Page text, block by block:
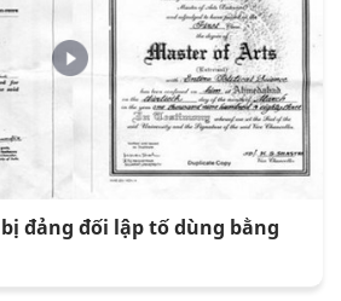
đảng đối lập tố dùng bằng